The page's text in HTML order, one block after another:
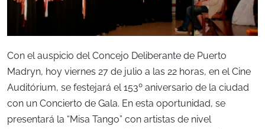
Con el auspicio del Concejo Deliberante de Puerto
Madryn, hoy viernes 27 de julio a las 22 horas, en el Cine
Auditórium, se festejará el 153º aniversario de la ciudad
con un Concierto de Gala. En esta oportunidad, se
presentará la “Misa Tango” con artistas de nivel